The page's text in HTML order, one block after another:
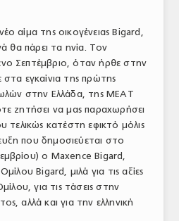
αίμα της οικογένειας Bigard,
θα πάρει τα ηνία. Τον
Σεπτέμβριο, όταν ήρθε στην
εγκαίνια της πρώτης
στην Ελλάδα, της MEAT
ζητήσει να μας παραχωρήσει
τελικώς κατέστη εφικτό μόλις
που δημοσιεύεται στο
ο Maxence Bigard,
Bigard, μιλά για τις αξίες
για τις τάσεις στην
αλλά και για την ελληνική